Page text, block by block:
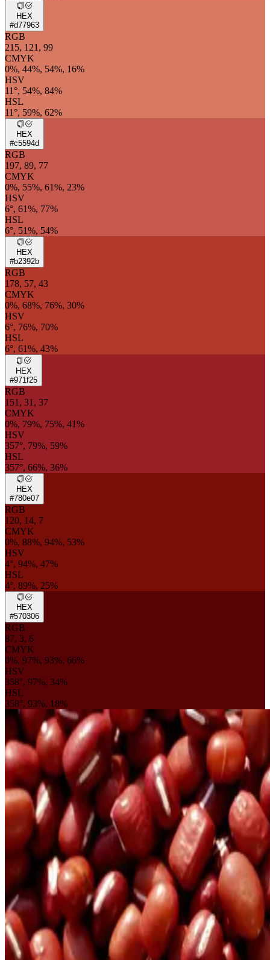
HEX
#d77963
RGB
215, 121, 99
CMYK
0%, 44%, 54%, 16%
HSV
11°, 54%, 84%
HSL
11°, 59%, 62%
HEX
#c5594d
RGB
197, 89, 77
CMYK
0%, 55%, 61%, 23%
HSV
6°, 61%, 77%
HSL
6°, 51%, 54%
HEX
#b2392b
RGB
178, 57, 43
CMYK
0%, 68%, 76%, 30%
HSV
6°, 76%, 70%
HSL
6°, 61%, 43%
HEX
#971f25
RGB
151, 31, 37
CMYK
0%, 79%, 75%, 41%
HSV
357°, 79%, 59%
HSL
357°, 66%, 36%
HEX
#780e07
RGB
120, 14, 7
CMYK
0%, 88%, 94%, 53%
HSV
4°, 94%, 47%
HSL
4°, 89%, 25%
HEX
#570306
RGB
87, 3, 6
CMYK
0%, 97%, 93%, 66%
HSV
358°, 97%, 34%
HSL
358°, 93%, 18%